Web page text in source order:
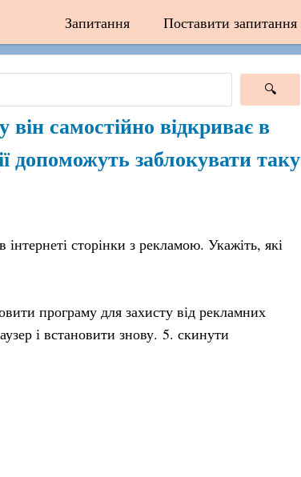
Запитання Поставити запитання
самостійно відкриває в
допоможуть заблокувати таку
сторінки з рекламою. Укажіть, які
програму для захисту від рекламних
і встановити знову. 5. скинути